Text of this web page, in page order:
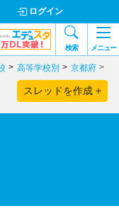
ログイン
検索 メニュー
高等学校別 京都府
スレッドを作成 +